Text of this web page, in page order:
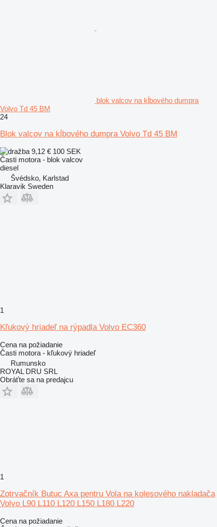
blok valcov na kĺbového dumpra
Volvo Td 45 BM
24
Blok valcov na kĺbového dumpra Volvo Td 45 BM
9,12 € 100 SEK
Časti motora - blok valcov
diesel
Švédsko, Karlstad
Klaravik Sweden
1
Kľukový hriadeľ na rýpadla Volvo EC360
Cena na požiadanie
Časti motora - kľukový hriadeľ
Rumunsko
ROYAL DRU SRL
Obráťte sa na predajcu
1
Zotrvačník Butuc Axa pentru Vola na kolesového nakladača
Volvo L90 L110 L120 L150 L180 L220
Cena na požiadanie